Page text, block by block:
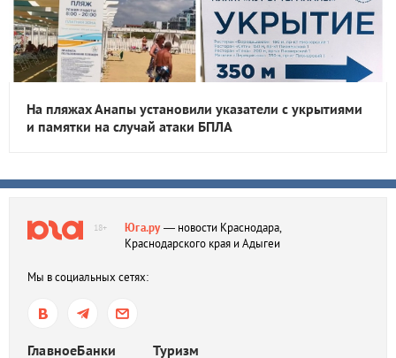
На пляжах Анапы установили указатели с укрытиями
и памятки на случай атаки БПЛА
18+ Юга.ру— новости Краснодара,
Краснодарского края и Адыгеи
Мы в социальных сетях:
ГлавноеБанки Туризм